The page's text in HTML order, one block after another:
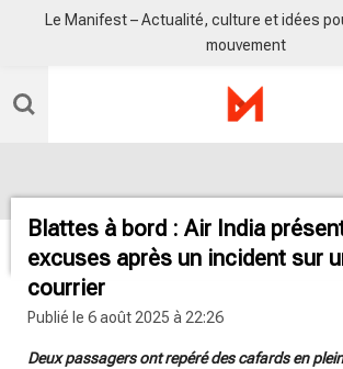
Passer
principal
Le Manifest – Actualité, culture et idées
mouvement
Blattes à bord : Air India
excuses après un incident sur
courrier
Publié le 6 août 2025 à 22:26
Deux passagers ont repéré des cafards en